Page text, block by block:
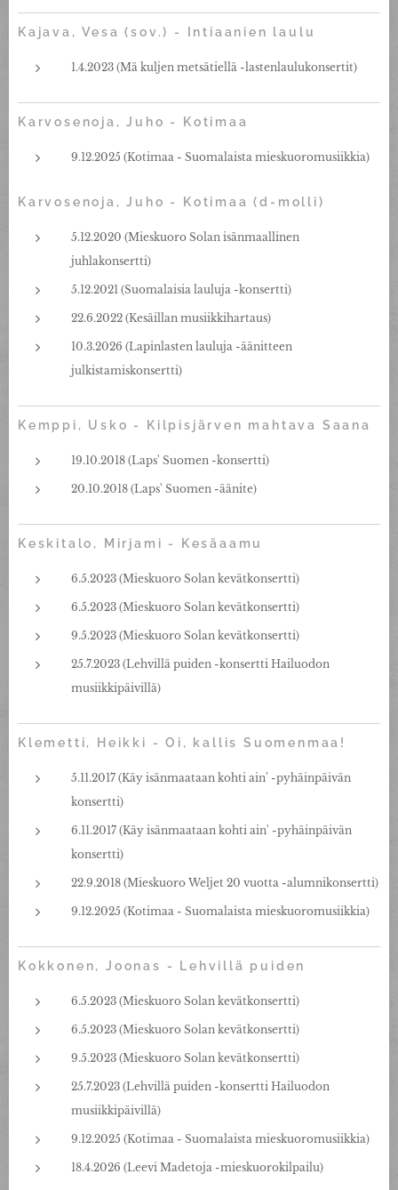
Kajava, Vesa (sov.) - Intiaanien laulu
1.4.2023 (Mä kuljen metsätiellä -lastenlaulukonsertit)
Karvosenoja, Juho - Kotimaa
9.12.2025 (Kotimaa - Suomalaista mieskuoromusiikkia)
Karvosenoja, Juho - Kotimaa (d-molli)
5.12.2020 (Mieskuoro Solan isänmaallinen
juhlakonsertti)
5.12.2021 (Suomalaisia lauluja -konsertti)
22.6.2022 (Kesäillan musiikkihartaus)
10.3.2026 (Lapinlasten lauluja -äänitteen
julkistamiskonsertti)
Kemppi, Usko - Kilpisjärven mahtava Saana
19.10.2018 (Laps' Suomen -konsertti)
20.10.2018 (Laps' Suomen -äänite)
Keskitalo, Mirjami - Kesäaamu
6.5.2023 (Mieskuoro Solan kevätkonsertti)
6.5.2023 (Mieskuoro Solan kevätkonsertti)
9.5.2023 (Mieskuoro Solan kevätkonsertti)
25.7.2023 (Lehvillä puiden -konsertti Hailuodon
musiikkipäivillä)
Klemetti, Heikki - Oi, kallis Suomenmaa!
5.11.2017 (Käy isänmaataan kohti ain' -pyhäinpäivän
konsertti)
6.11.2017 (Käy isänmaataan kohti ain' -pyhäinpäivän
konsertti)
22.9.2018 (Mieskuoro Weljet 20 vuotta -alumnikonsertti)
9.12.2025 (Kotimaa - Suomalaista mieskuoromusiikkia)
Kokkonen, Joonas - Lehvillä puiden
6.5.2023 (Mieskuoro Solan kevätkonsertti)
6.5.2023 (Mieskuoro Solan kevätkonsertti)
9.5.2023 (Mieskuoro Solan kevätkonsertti)
25.7.2023 (Lehvillä puiden -konsertti Hailuodon
musiikkipäivillä)
9.12.2025 (Kotimaa - Suomalaista mieskuoromusiikkia)
18.4.2026 (Leevi Madetoja -mieskuorokilpailu)